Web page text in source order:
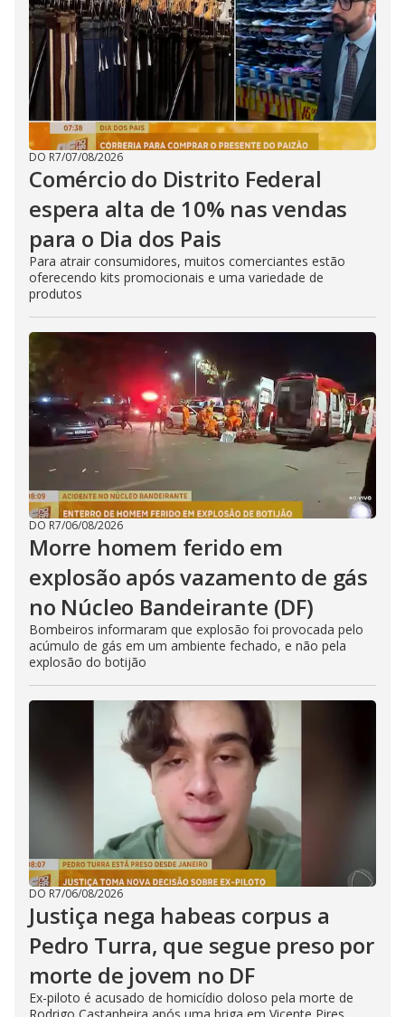
DO R7/07/08/2026
Comércio do Distrito Federal
espera alta de 10% nas vendas
para o Dia dos Pais
Para atrair consumidores, muitos comerciantes estão
oferecendo kits promocionais e uma variedade de
produtos
DO R7/06/08/2026
Morre homem ferido em
explosão após vazamento de gás
no Núcleo Bandeirante (DF)
Bombeiros informaram que explosão foi provocada pelo
acúmulo de gás em um ambiente fechado, e não pela
explosão do botijão
DO R7/06/08/2026
Justiça nega habeas corpus a
Pedro Turra, que segue preso por
morte de jovem no DF
Ex-piloto é acusado de homicídio doloso pela morte de